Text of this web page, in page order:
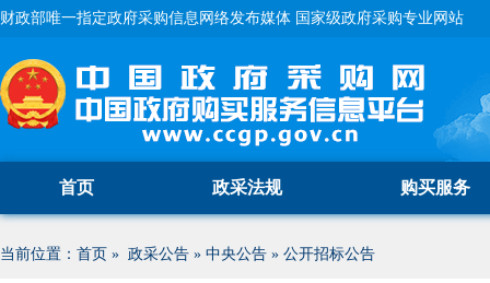
财政部唯一指定政府采购信息网络发布媒体 国家级政府采购专业网站
首页 政采法规 购买服务
当前位置： 首页 » 政采公告 » 中央公告 » 公开招标公告